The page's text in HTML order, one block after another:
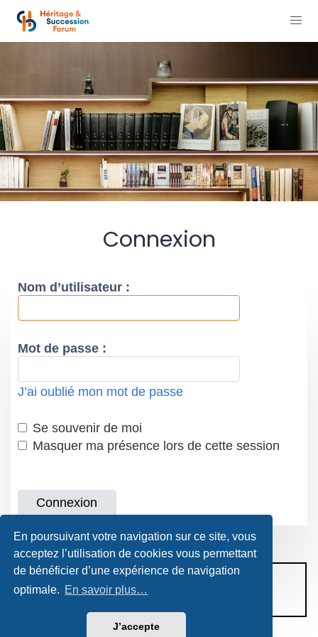
En poursuivant votre navigation sur ce site, vous
acceptez l’utilisation de cookies vous permettant
de bénéficier d’une expérience de navigation
optimale. En savoir plus…
J’accepte
Connexion
Nom d’utilisateur :
Mot de passe :
J’ai oublié mon mot de passe
Se souvenir de moi
Masquer ma présence lors de cette session
CONDITIONS D’UTILISATION
POLITIQUE DE VIE PRIVÉE